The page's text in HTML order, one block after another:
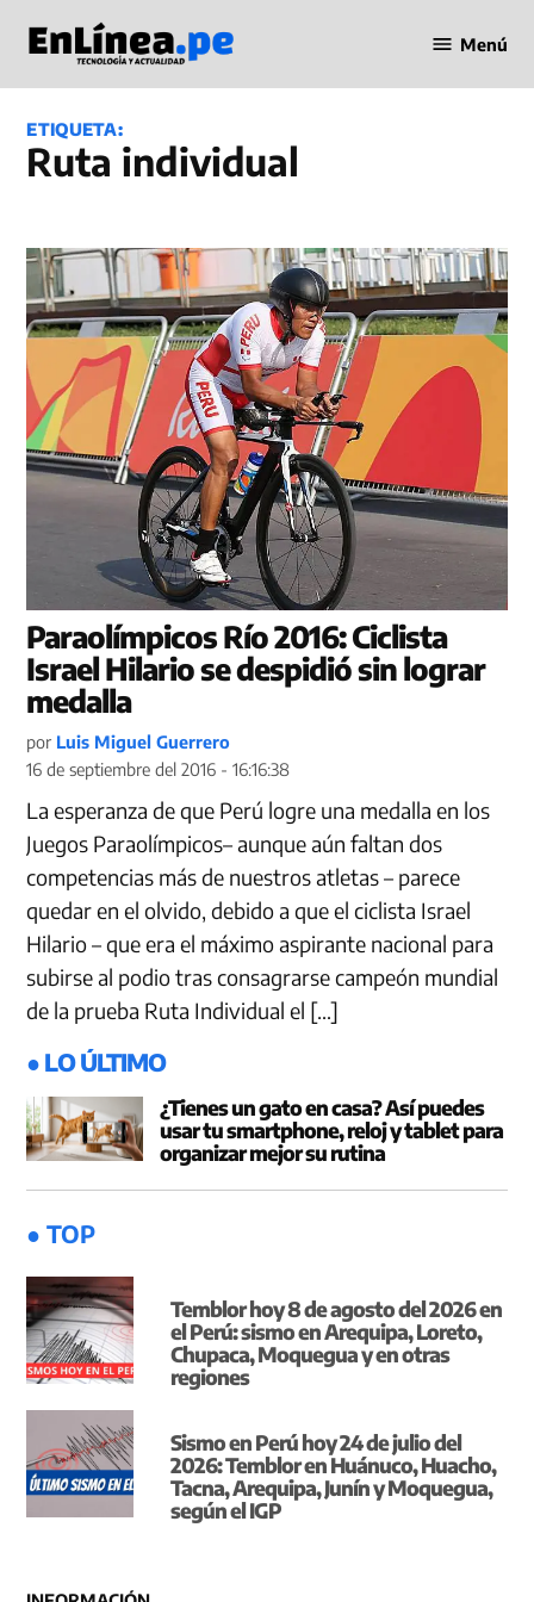
contenido
en Línea
Menú
ETIQUETA:
ruta individual
Paraolímpicos Río 2016: Ciclista
Israel Hilario se despidió sin lograr
medalla
por Luis Miguel Guerrero
16 de septiembre del 2016 - 16:16:38
La esperanza de que Perú logre una medalla en los
Juegos Paraolímpicos– aunque aún faltan dos
competencias más de nuestros atletas – parece
quedar en el olvido, debido a que el ciclista Israel
Hilario – que era el máximo aspirante nacional para
subirse al podio tras consagrarse campeón mundial
de la prueba Ruta Individual el […]
● LO ÚLTIMO
¿Tienes un gato en casa? Así puedes
usar tu smartphone, reloj y tablet para
organizar mejor su rutina
● TOP
Temblor hoy 8 de agosto del 2026 en
el Perú: sismo en Arequipa, Loreto,
Chupaca, Moquegua y en otras
regiones
Sismo en Perú hoy 24 de julio del
2026: Temblor en Huánuco, Huacho,
Tacna, Arequipa, Junín y Moquegua,
según el IGP